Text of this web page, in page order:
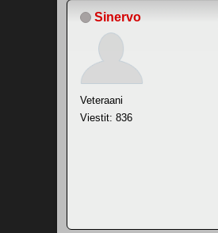
Sinervo
Veteraani
Viestit: 836